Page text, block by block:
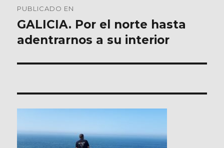
de
entradas
PUBLICADO EN
GALICIA. Por el norte hasta
adentrarnos a su interior